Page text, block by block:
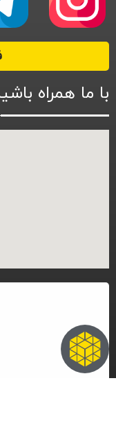
با ما همراه